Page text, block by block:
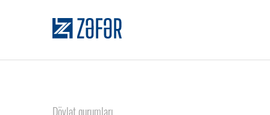
Dövlət qurumları